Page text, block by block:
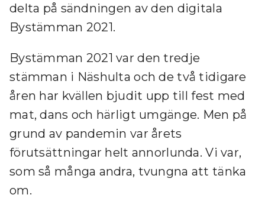
delta på sändningen av den digitala
Bystämman 2021.
Bystämman 2021 var den tredje
stämman i Näshulta och de två tidigare
åren har kvällen bjudit upp till fest med
mat, dans och härligt umgänge. Men på
grund av pandemin var årets
förutsättningar helt annorlunda. Vi var,
som så många andra, tvungna att tänka
om.